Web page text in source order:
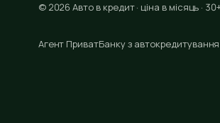
© 2026 Авто в кредит · ціна в місяць ·
Агент ПриватБанку з автокредитування